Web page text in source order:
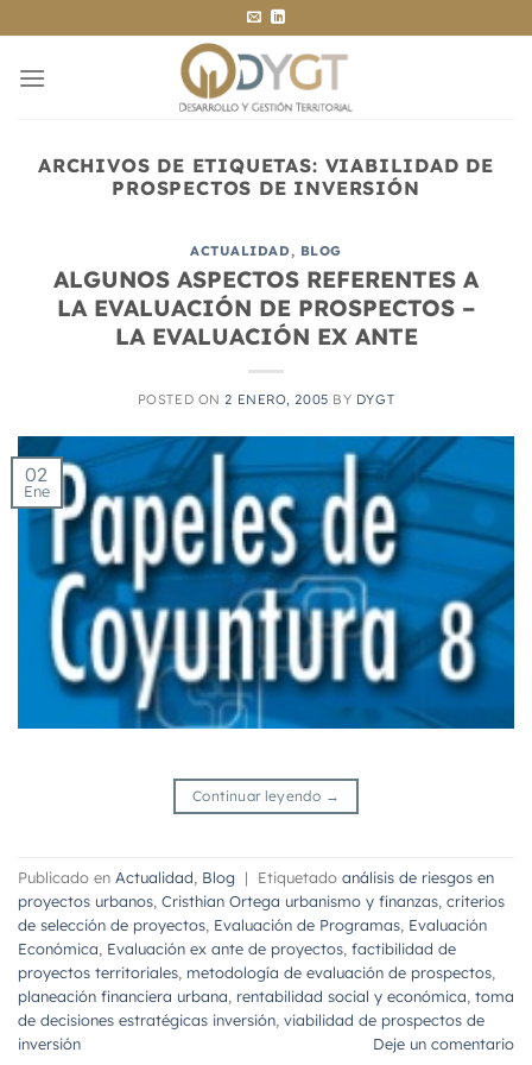
al
contenido
ARCHIVOS DE ETIQUETAS: VIABILIDAD DE
PROSPECTOS DE INVERSIÓN
ACTUALIDAD, BLOG
ALGUNOS ASPECTOS REFERENTES A
LA EVALUACIÓN DE PROSPECTOS –
LA EVALUACIÓN EX ANTE
POSTED ON2 ENERO, 2005 BY DYGT
02
Ene
Continuar leyendo →
Publicado en Actualidad, Blog | Etiquetado análisis de riesgos en
proyectos urbanos, Cristhian Ortega urbanismo y finanzas, criterios
de selección de proyectos, Evaluación de Programas, Evaluación
Económica, Evaluación ex ante de proyectos, factibilidad de
proyectos territoriales, metodología de evaluación de prospectos,
planeación financiera urbana, rentabilidad social y económica, toma
de decisiones estratégicas inversión, viabilidad de prospectos de
inversión
Deje un comentario